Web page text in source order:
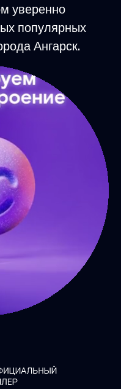
уверенно
популярных
Ангарск.